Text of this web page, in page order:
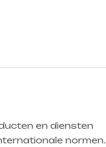
en diensten
normen.